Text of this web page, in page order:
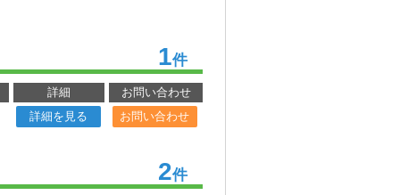
1件
詳細
お問い合わせ
詳細を見る
お問い合わせ
2件